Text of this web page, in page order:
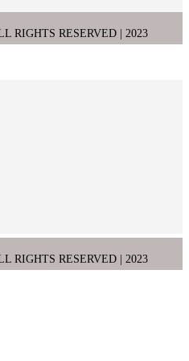
RIGHTS RESERVED | 2023
RIGHTS RESERVED | 2023